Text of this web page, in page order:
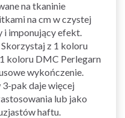
na tkaninie
na cm w czystej
i imponujący efekt.
Skorzystaj z 1 koloru
koloru DMC Perlegarn
wykończenie.
3-pak daje więcej
lub jako
haftu.